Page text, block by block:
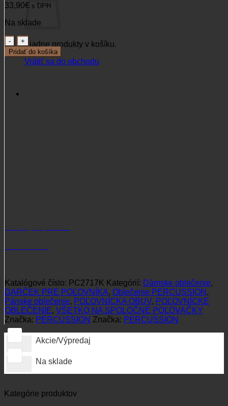
Žiadne produkty v košíku.
Vrátiť sa do obchodu
33,90€ s DPH
Na sklade
množstvo
Gamaše
Percussion
Stronger
Pridať do košíka
Katalógové číslo: PC2717K Kategórií: Dámske oblečenie,
DARČEK PRE POĽOVNÍKA, Oblečenie PERCUSSION ,
Pánske oblečenie, POĽOVNÍCKA OBUV, POĽOVNÍCKE
OBLEČENIE, VŠETKO NA SPOLOČNÉ POĽOVAČKY
Značka: PERCUSSION Značka: PERCUSSION
Akcie/Výpredaj
Na sklade
Kategórie produktov